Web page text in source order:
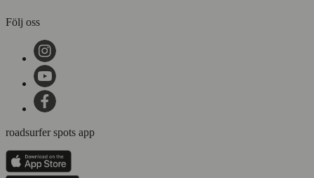
Följ oss
roadsurfer spots app